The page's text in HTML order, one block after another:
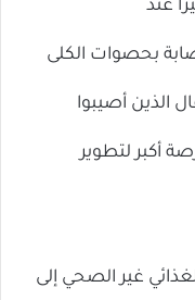
عند
بحصوات الكلى
الذين أصيبوا
أكبر لتطوير
غير الصحي إلى